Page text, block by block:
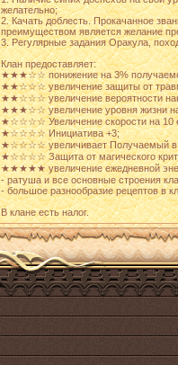
желательно;
2. Качать доблесть. Прокачанное
преимуществом является желание
3. Регулярные задания Оракула,
Клан предоставляет:
★★★☆☆ понижение на 3%
★★☆☆☆ увеличение защиты от
★★☆☆☆ увеличение вероятности
★★★☆☆ увеличение уровня жизни
★☆☆☆☆ Увеличение скорости на 10
★☆☆☆☆ Инициатива +3;
★☆☆☆☆ увеличивает Получаемый в
★☆☆☆☆ Защита от магического
★★★★★ увеличение ежедневной
- ратуша и все основные строения
- большое разнообразие рецептов в
В клане есть налог.